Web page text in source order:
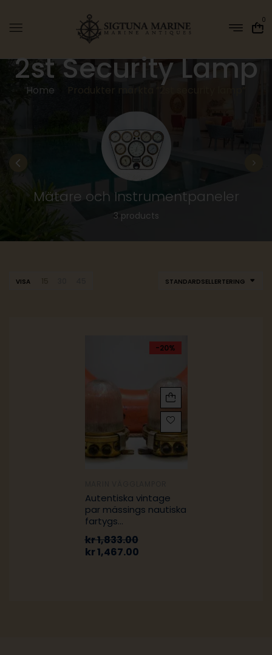
0
2st Security Lamp
Home Produkter märkta ”2st security lamp”
Mätare och Instrumentpaneler
3 products
STANDARDSELLERTERING
VISA
-20%
Autentiska vintage
par mässings nautiska
fartygs
ribbat glas
kr1,833.00
kr1,467.00